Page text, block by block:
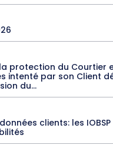
protection du Courtier
intenté par son Client
du...
clients: les